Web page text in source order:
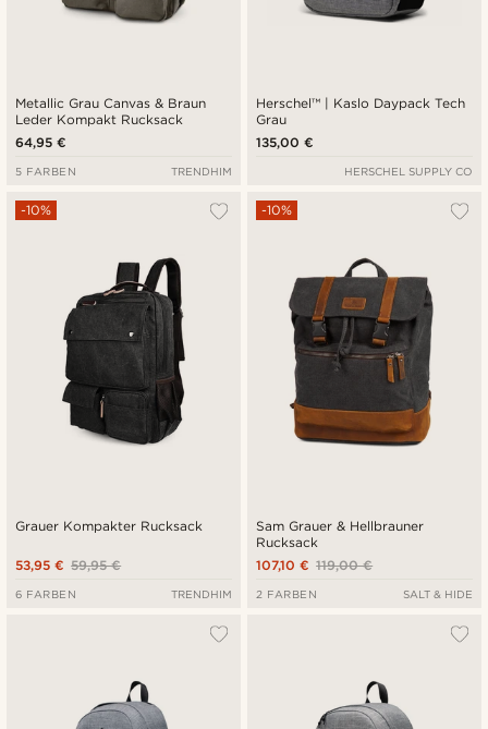
Metallic Grau Canvas & Braun
Leder Kompakt Rucksack
64,95 €
5 FARBEN TRENDHIM
Herschel™ | Kaslo Daypack Tech
Grau
135,00 €
HERSCHEL SUPPLY CO
Grauer Kompakter Rucksack
-10%
59,95 €
53,95 €
6 FARBEN TRENDHIM
Sam Grauer & Hellbrauner
Rucksack
-10%
119,00 €
107,10 €
2 FARBEN SALT & HIDE